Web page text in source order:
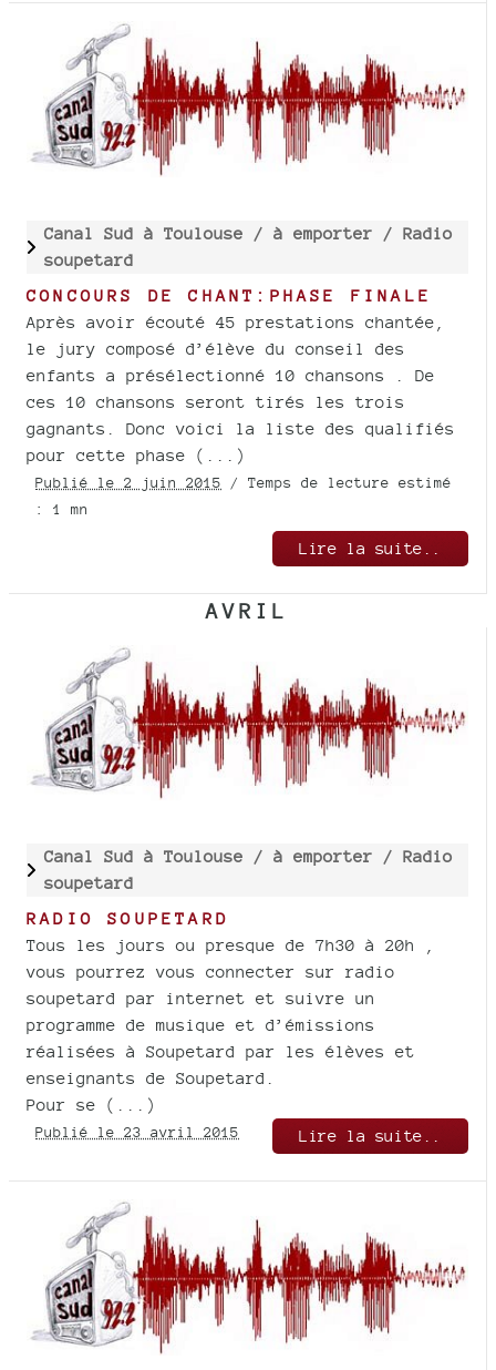
Canal Sud à Toulouse / à emporter / Radio
soupetard
CONCOURS DE CHANT:PHASE FINALE
Après avoir écouté 45 prestations chantée,
le jury composé d’élève du conseil des
enfants a présélectionné 10 chansons . De
ces 10 chansons seront tirés les trois
gagnants. Donc voici la liste des qualifiés
pour cette phase (...)
Publié le 2 juin 2015 / Temps de lecture estimé
: 1 mn
Lire la suite..
AVRIL
Canal Sud à Toulouse / à emporter / Radio
soupetard
RADIO SOUPETARD
Tous les jours ou presque de 7h30 à 20h ,
vous pourrez vous connecter sur radio
soupetard par internet et suivre un
programme de musique et d’émissions
réalisées à Soupetard par les élèves et
enseignants de Soupetard.
Pour se (...)
Publié le 23 avril 2015 Lire la suite..